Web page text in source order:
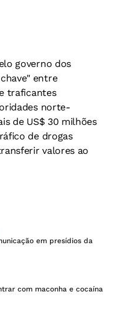
governo dos
entre
traficantes
norte-
de US$ 30 milhões
de drogas
valores ao
em presídios da
com maconha e cocaína